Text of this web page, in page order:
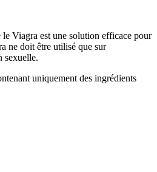
le Viagra est une solution efficace pour
ne doit être utilisé que sur
sexuelle.
uniquement des ingrédients